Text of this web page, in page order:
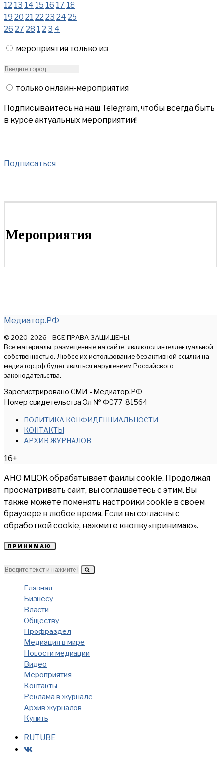
12 13 14 15 16 17 18
19 20 21 22 23 24 25
26 27 28 1 2 3 4
мероприятия только из
только онлайн-мероприятия
Подписывайтесь на наш Telegram, чтобы всегда быть
в курсе актуальных мероприятий!
Подписаться
Мероприятия
Медиатор.РФ
© 2020-2026 - ВСЕ ПРАВА ЗАЩИЩЕНЫ.
Все материалы, размещенные на сайте, являются интеллектуальной
собственностью. Любое их использование без активной ссылки на
медиатор.рф будет являться нарушением Российского
законодательства.
Зарегистрировано СМИ - Медиатор.РФ
Номер свидетельства Эл № ФС77-81564
ПОЛИТИКА КОНФИДЕНЦИАЛЬНОСТИ
КОНТАКТЫ
АРХИВ ЖУРНАЛОВ
16+
АНО МЦОК обрабатывает файлы cookie. Продолжая
просматривать сайт, вы соглашаетесь с этим. Вы
также можете поменять настройки cookie в своем
браузере в любое время. Если вы согласны с
обработкой cookie, нажмите кнопку «принимаю».
ПРИНИМАЮ
Главная
Бизнесу
Власти
Обществу
Профраздел
Медиация в мире
Новости медиации
Видео
Мероприятия
Контакты
Реклама в журнале
Архив журналов
Купить
RUTUBE